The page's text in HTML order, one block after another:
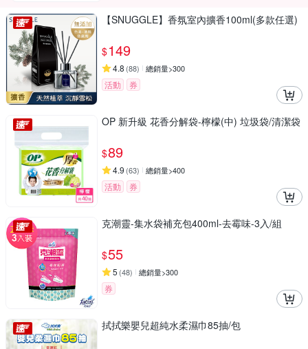
【SNUGGLE】香氛室內擴香100ml(多款任選)
$149
4.8 (88) 總銷量>300
活動 券
OP 新升級 花香分解袋-檸檬(中) 垃圾袋/清潔袋
$89
4.9 (63) 總銷量>400
活動 券
克潮靈-集水袋補充包400ml-去霉味-3入/組
$55
5 (48) 總銷量>300
券
拭拭樂嬰兒超純水柔濕巾85抽/包